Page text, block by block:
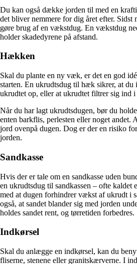
Du kan også dække jorden til med en
det bliver nemmere for dig året efter. Sidst
gøre brug af en vækstdug. En vækstdug
holder skadedyrene på afstand.
Hækken
Skal du plante en ny væk, er det en god
starten. En ukrudtsdug til hæk sikrer, at du
ukrudtet op, eller at ukrudtet filtrer sig ind
Når du har lagt ukrudtsdugen, bør du
enten barkflis, perlesten eller noget andet.
jord ovenpå dugen. Dog er der en risiko
jorden.
Sandkasse
Hvis der er tale om en sandkasse uden
en ukrudtsdug til sandkassen – ofte kaldet
med at dugen forhindrer vækst af ukrudt i
også, at sandet blander sig med jorden
holdes sandet rent, og tørretiden forbedres.
Indkørsel
Skal du anlægge en indkørsel, kan du
fliserne, stenene eller granitskærverne. I